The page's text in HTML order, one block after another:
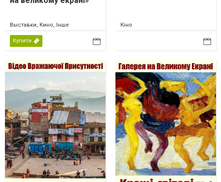
Выставки, Кино, Інше
Купити
Кіно